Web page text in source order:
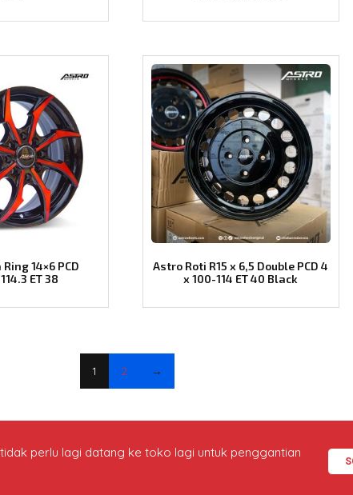
14×6 PCD
ET 38
Astro Roti R15 x 6,5 Double PCD 4
x 100-114 ET 40 Black
1 2 →
perlu lagi datang ke toko lagi untuk penggantian